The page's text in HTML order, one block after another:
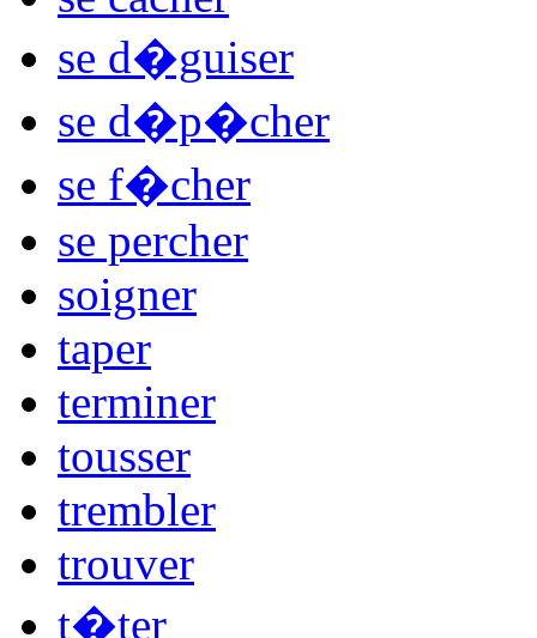
se d�guiser
se d�p�cher
se f�cher
se percher
soigner
taper
terminer
tousser
trembler
trouver
t�ter